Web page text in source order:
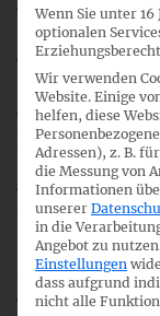
Verträgen mit
Wenngleich
darstellten,
pragmatische
Der
Ansicht, dass
sollte und
Entsprechend
nur einzelne
Wenn Sie unter
optionalen
Wir verwenden
Website. Einige
helfen, diese
Adressen), z. B.
die Messung von
Informationen
unserer
in die
Angebot zu
Einstellungen
dass aufgrund
nicht alle